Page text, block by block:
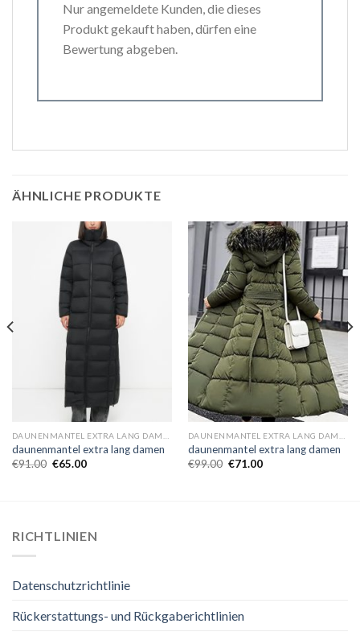
Nur angemeldete Kunden, die dieses
Produkt gekauft haben, dürfen eine
Bewertung abgeben.
ÄHNLICHE PRODUKTE
daunenmantel extra lang damen
€91.00 €65.00
daunenmantel extra lang damen
€99.00 €71.00
RICHTLINIEN
Datenschutzrichtlinie
Rückerstattungs- und Rückgaberichtlinien